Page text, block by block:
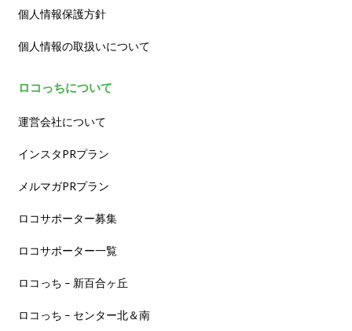
個人情報保護方針
個人情報の取扱いについて
ロコっちについて
運営会社について
インスタPRプラン
メルマガPRプラン
ロコサポーター募集
ロコサポーター一覧
ロコっち – 新百合ヶ丘
ロコっち – センター北＆南